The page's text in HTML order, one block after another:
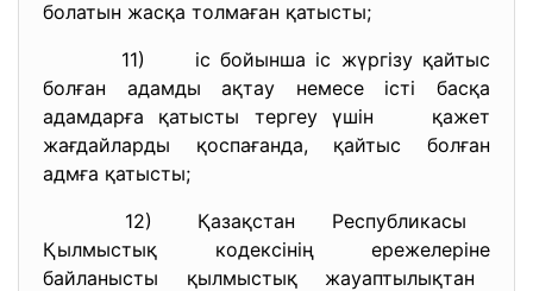
болатын жасқа толмаған қатысты;
11) іс бойынша іс жүргізу қайтыс
болған адамды ақтау немесе істі басқа
адамдарға қатысты тергеу үшін қажет
жағдайларды қоспағанда, қайтыс болған
адмға қатысты;
12) Қазақстан Республикасы
Қылмыстық кодексінің ережелеріне
байланысты қылмыстық жауаптылықтан